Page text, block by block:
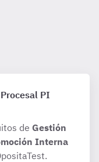
PI
de Gestión
Interna